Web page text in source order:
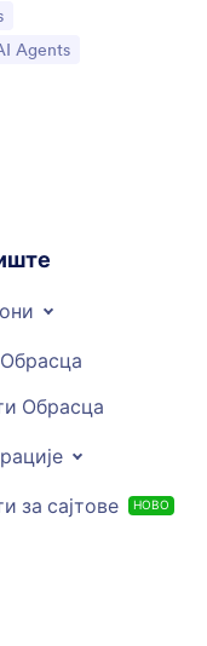
Agents
Обрасца
за сајтове НОВО